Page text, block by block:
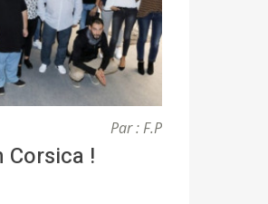
Par : F.P
Corsica !